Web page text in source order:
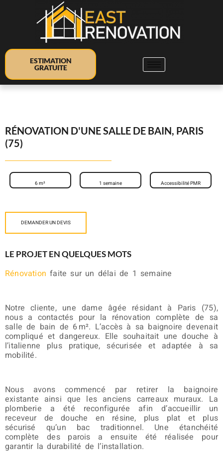
ESTIMATION
GRATUITE
RÉNOVATION D'UNE SALLE DE BAIN, PARIS
(75)
6 m² 1 semaine Accessibilité PMR
DEMANDER UN DEVIS
LE PROJET EN QUELQUES MOTS
Rénovation faite sur un délai de 1 semaine
Notre cliente, une dame âgée résidant à Paris (75),
nous a contactés pour la rénovation complète de sa
salle de bain de 6 m². L’accès à sa baignoire devenait
compliqué et dangereux. Elle souhaitait une douche à
l’italienne plus pratique, sécurisée et adaptée à sa
mobilité.
Nous avons commencé par retirer la baignoire
existante ainsi que les anciens carreaux muraux. La
plomberie a été reconfigurée afin d’accueillir un
receveur de douche en résine, plus plat et plus
sécurisé qu’un bac traditionnel. Une étanchéité
complète des parois a ensuite été réalisée pour
garantir la durabilité de l’installation.